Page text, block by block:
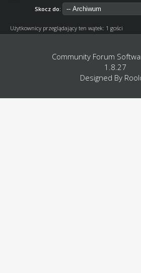
Skocz do:
Użytkownicy przeglądający ten wątek: 1 gości
Community Forum
1.8.27
Designed By